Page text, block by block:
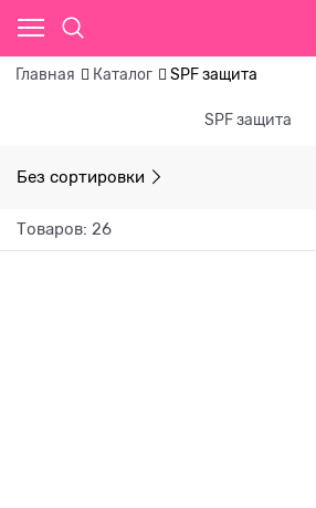
Главная Каталог SPF защита
SPF защита
Без сортировки
Товаров: 26